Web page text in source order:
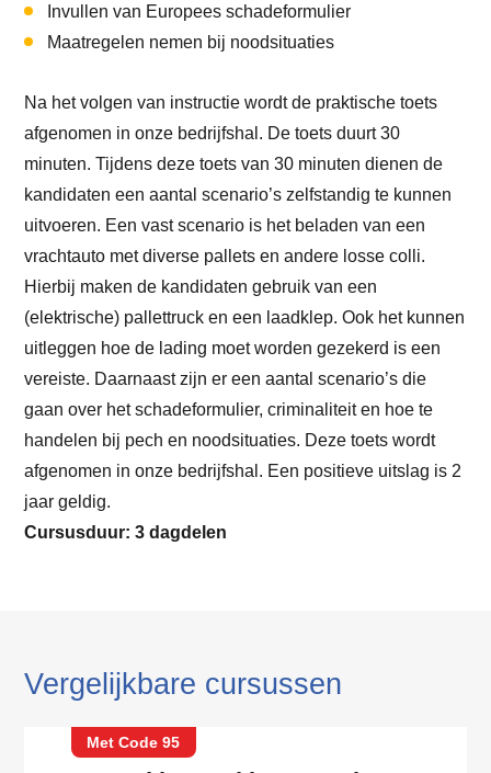
Invullen van Europees schadeformulier
Maatregelen nemen bij noodsituaties
Na het volgen van instructie wordt de praktische toets
afgenomen in onze bedrijfshal. De toets duurt 30
minuten. Tijdens deze toets van 30 minuten dienen de
kandidaten een aantal scenario’s zelfstandig te kunnen
uitvoeren. Een vast scenario is het beladen van een
vrachtauto met diverse pallets en andere losse colli.
Hierbij maken de kandidaten gebruik van een
(elektrische) pallettruck en een laadklep. Ook het kunnen
uitleggen hoe de lading moet worden gezekerd is een
vereiste. Daarnaast zijn er een aantal scenario’s die
gaan over het schadeformulier, criminaliteit en hoe te
handelen bij pech en noodsituaties. Deze toets wordt
afgenomen in onze bedrijfshal. Een positieve uitslag is 2
jaar geldig.
Cursusduur: 3 dagdelen
Vergelijkbare cursussen
Met Code 95